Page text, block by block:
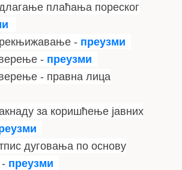
плаћања пореског
- преузми
- преузми
- правна лица
за коришћење јавних
дуговања по основу
- преузми